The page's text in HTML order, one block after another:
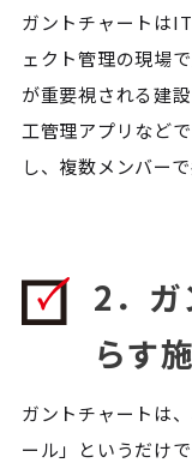
ガントチャートは
ェクト管理の現場
が重要視される建
工管理アプリなど
し、複数メンバー
2．ガ
らす
ガントチャートは
ール」というだけ